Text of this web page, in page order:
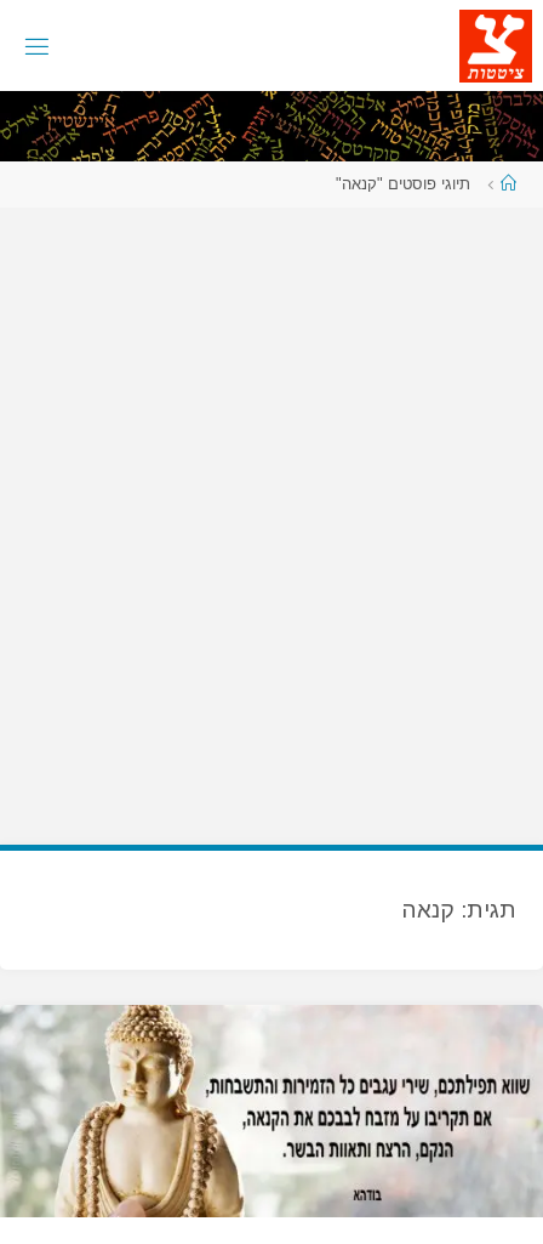
דלגו
לתוכן
עמודתיוגי פוסטים "קנאה"
תגית: קנאה